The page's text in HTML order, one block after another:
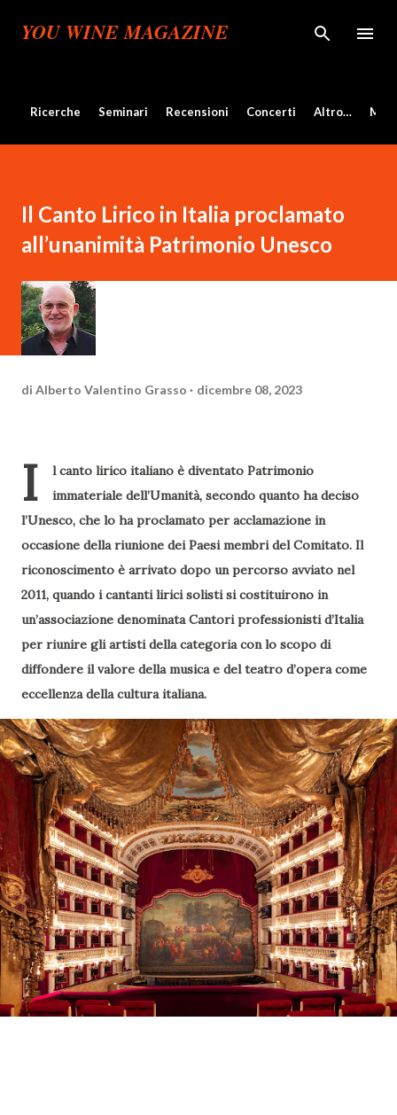
Passa ai contenuti principali
YOU WINE MAGAZINE
Ricerche Seminari Recensioni Concerti Altro…
Il Canto Lirico in Italia proclamato
all’unanimità Patrimonio Unesco
di Alberto Valentino Grasso dicembre 08, 2023
I
l canto lirico italiano è diventato Patrimonio
immateriale dell’Umanità, secondo quanto ha deciso
l’Unesco, che lo ha proclamato per acclamazione in
occasione della riunione dei Paesi membri del Comitato. Il
riconoscimento è arrivato dopo un percorso avviato nel
2011, quando i cantanti lirici solisti si costituirono in
un’associazione denominata Cantori professionisti d’Italia
per riunire gli artisti della categoria con lo scopo di
diffondere il valore della musica e del teatro d’opera come
eccellenza della cultura italiana.